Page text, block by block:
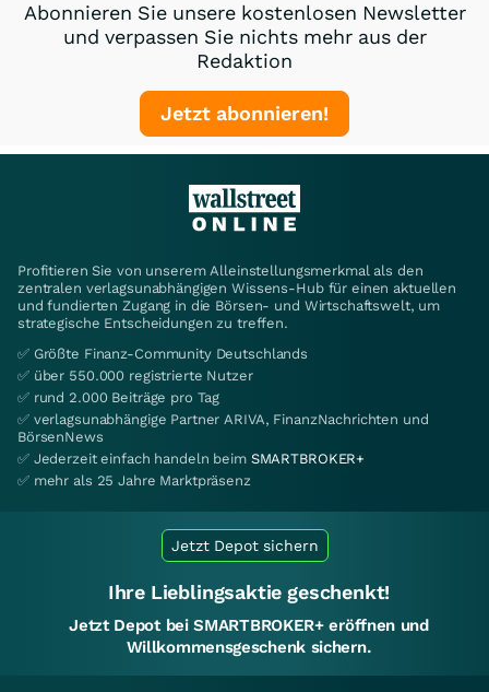
Abonnieren Sie unsere kostenlosen Newsletter
und verpassen Sie nichts mehr aus der
Redaktion
Jetzt abonnieren!
Profitieren Sie von unserem Alleinstellungsmerkmal als den
zentralen verlagsunabhängigen Wissens-Hub für einen aktuellen
und fundierten Zugang in die Börsen- und Wirtschaftswelt, um
strategische Entscheidungen zu treffen.
✅ Größte Finanz-Community Deutschlands
✅ über 550.000 registrierte Nutzer
✅ rund 2.000 Beiträge pro Tag
✅ verlagsunabhängige Partner ARIVA, FinanzNachrichten und
BörsenNews
✅ Jederzeit einfach handeln beim SMARTBROKER+
✅ mehr als 25 Jahre Marktpräsenz
Jetzt Depot sichern
Ihre Lieblingsaktie geschenkt!
Jetzt Depot bei SMARTBROKER+ eröffnen und
Willkommensgeschenk sichern.